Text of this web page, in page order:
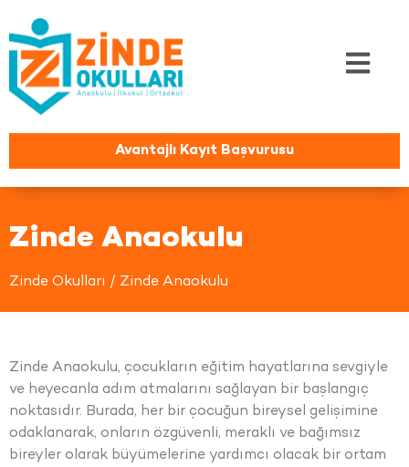
Avantajlı Kayıt Başvurusu
Zinde Anaokulu
Zinde Okulları / Zinde Anaokulu
Zinde Anaokulu, çocukların eğitim hayatlarına sevgiyle
ve heyecanla adım atmalarını sağlayan bir başlangıç
noktasıdır. Burada, her bir çocuğun bireysel gelişimine
odaklanarak, onların özgüvenli, meraklı ve bağımsız
bireyler olarak büyümelerine yardımcı olacak bir ortam